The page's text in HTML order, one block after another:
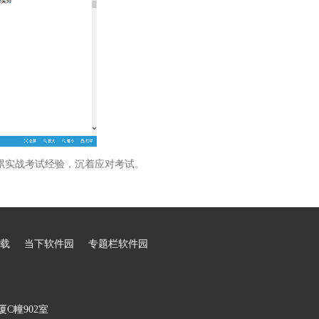
战考试经验，沉着应对考试。
当下软件园 专题栏软件园
C幢902室